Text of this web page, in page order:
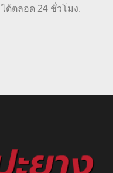
ได้ตลอด 24 ชั่วโมง.